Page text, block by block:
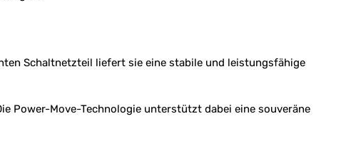
Schaltnetzteil liefert sie eine stabile und leistungsfähige
Power-Move-Technologie unterstützt dabei eine souveräne